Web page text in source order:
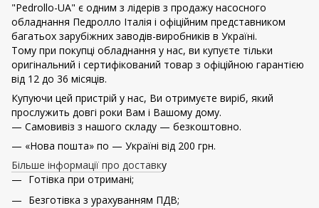
"Pedrollo-UA" є одним з лідерів з продажу насосного
обладнання Педролло Італія і офіційним представником
багатьох зарубіжних заводів-виробників в Україні.
Тому при покупці обладнання у нас, ви купуєте тільки
оригінальний і сертифікований товар з офіційною гарантією
від 12 до 36 місяців.
Купуючи цей пристрій у нас, Ви отримуєте виріб, який
прослужить довгі роки Вам і Вашому дому.
— Самовивіз з нашого складу — безкоштовно.
— «Нова пошта» по — Україні від 200 грн.
Більше інформації про доставку
Готівка при отримані;
Безготівка з урахуванням ПДВ;